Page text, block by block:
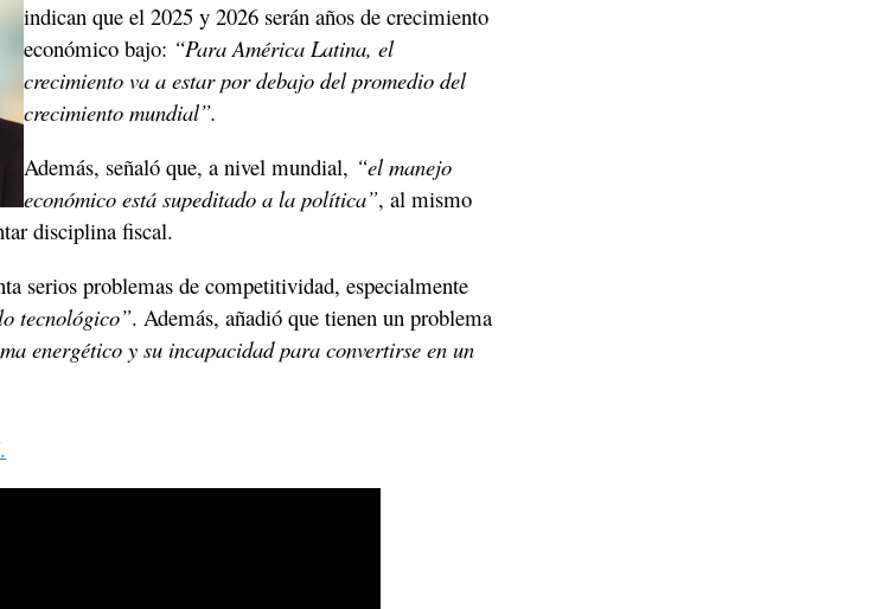
indican que el 2025 y 2026 serán años de crecimiento
económico bajo: “Para América Latina, el
crecimiento va a estar por debajo del promedio del
crecimiento mundial”.
Además, señaló que, a nivel mundial, “el manejo
económico está supeditado a la política”, al mismo
disciplina fiscal.
serios problemas de competitividad, especialmente
tecnológico”. Además, añadió que tienen un problema
energético y su incapacidad para convertirse en un